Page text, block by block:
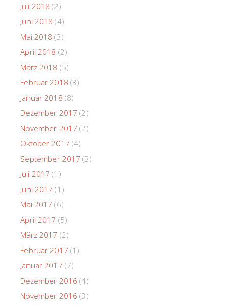
Juli 2018 (2)
Juni 2018 (4)
Mai 2018 (3)
April 2018 (2)
März 2018 (5)
Februar 2018 (3)
Januar 2018 (8)
Dezember 2017 (2)
November 2017 (2)
Oktober 2017 (4)
September 2017 (3)
Juli 2017 (1)
Juni 2017 (1)
Mai 2017 (6)
April 2017 (5)
März 2017 (2)
Februar 2017 (1)
Januar 2017 (7)
Dezember 2016 (4)
November 2016 (3)